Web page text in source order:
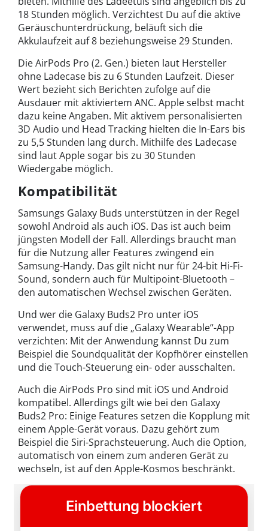
18 Stunden möglich. Verzichtest Du auf die aktive
Geräuschunterdrückung, beläuft sich die
Akkulaufzeit auf 8 beziehungsweise 29 Stunden.
Die AirPods Pro (2. Gen.) bieten laut Hersteller
ohne Ladecase bis zu 6 Stunden Laufzeit. Dieser
Wert bezieht sich Berichten zufolge auf die
Ausdauer mit aktiviertem ANC. Apple selbst macht
dazu keine Angaben. Mit aktivem personalisierten
3D Audio und Head Tracking hielten die In-Ears bis
zu 5,5 Stunden lang durch. Mithilfe des Ladecase
sind laut Apple sogar bis zu 30 Stunden
Wiedergabe möglich.
Kompatibilität
Samsungs Galaxy Buds unterstützen in der Regel
sowohl Android als auch iOS. Das ist auch beim
jüngsten Modell der Fall. Allerdings braucht man
für die Nutzung aller Features zwingend ein
Samsung-Handy. Das gilt nicht nur für 24-bit Hi-Fi-
Sound, sondern auch für Multipoint-Bluetooth –
den automatischen Wechsel zwischen Geräten.
Und wer die Galaxy Buds2 Pro unter iOS
verwendet, muss auf die „Galaxy Wearable“-App
verzichten: Mit der Anwendung kannst Du zum
Beispiel die Soundqualität der Kopfhörer einstellen
und die Touch-Steuerung ein- oder ausschalten.
Auch die AirPods Pro sind mit iOS und Android
kompatibel. Allerdings gilt wie bei den Galaxy
Buds2 Pro: Einige Features setzen die Kopplung mit
einem Apple-Gerät voraus. Dazu gehört zum
Beispiel die Siri-Sprachsteuerung. Auch die Option,
automatisch von einem zum anderen Gerät zu
wechseln, ist auf den Apple-Kosmos beschränkt.